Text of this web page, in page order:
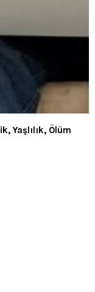
Yaşlılık, Ölüm